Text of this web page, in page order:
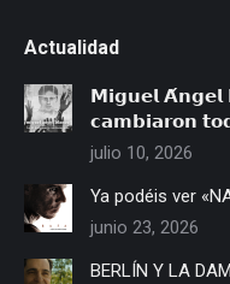
Actualidad
𝗠𝗶𝗴𝘂𝗲𝗹 𝗔́𝗻𝗴𝗲𝗹
𝗰𝗮𝗺𝗯𝗶𝗮𝗿𝗼𝗻
julio 10, 2026
Ya podéis ver
junio 23, 2026
BERLÍN Y LA